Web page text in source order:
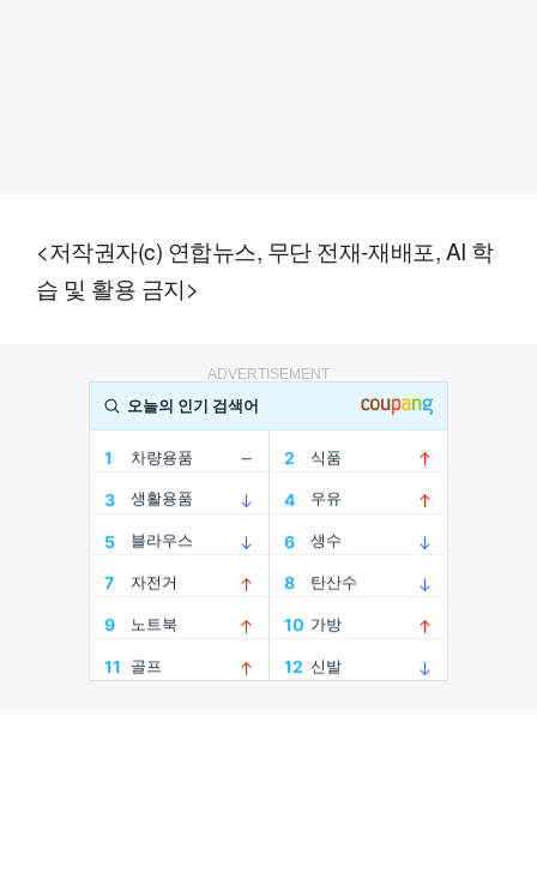
<저작권자(c) 연합뉴스, 무단 전재-재배포, AI 학
습 및 활용 금지>
ADVERTISEMENT